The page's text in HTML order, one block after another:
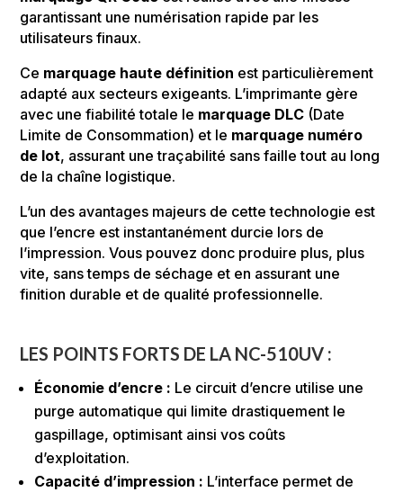
garantissant une numérisation rapide par les
utilisateurs finaux.
Ce marquage haute définition est particulièrement
adapté aux secteurs exigeants. L’imprimante gère
avec une fiabilité totale le marquage DLC (Date
Limite de Consommation) et le marquage numéro
de lot, assurant une traçabilité sans faille tout au long
de la chaîne logistique.
L’un des avantages majeurs de cette technologie est
que l’encre est instantanément durcie lors de
l’impression. Vous pouvez donc produire plus, plus
vite, sans temps de séchage et en assurant une
finition durable et de qualité professionnelle.
LES POINTS FORTS DE LA NC-510UV :
Économie d’encre : Le circuit d’encre utilise une
purge automatique qui limite drastiquement le
gaspillage, optimisant ainsi vos coûts
d’exploitation.
Capacité d’impression : L’interface permet de